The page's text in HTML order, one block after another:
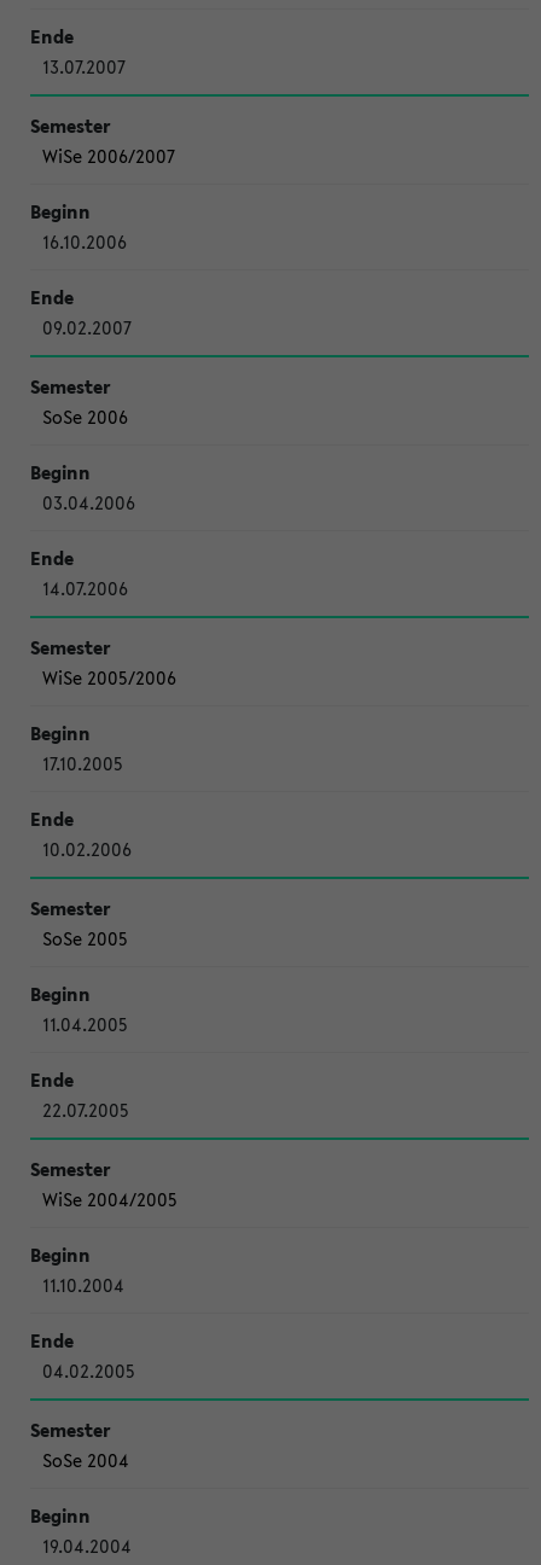
13.07.2007
WiSe 2006/2007
16.10.2006
09.02.2007
SoSe 2006
03.04.2006
14.07.2006
WiSe 2005/2006
17.10.2005
10.02.2006
SoSe 2005
11.04.2005
22.07.2005
WiSe 2004/2005
11.10.2004
04.02.2005
SoSe 2004
19.04.2004